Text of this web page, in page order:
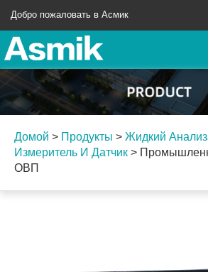
Добро пожаловать в Асмик
Домой > Продукты > Жидкий
Измеритель И Датчик >
ОВП